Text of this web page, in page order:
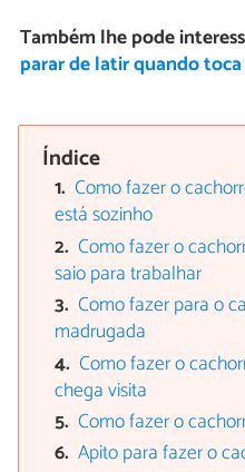
Também lhe pode
parar de latir quando
Índice
Como fazer o
está sozinho
Como fazer o
saio para trabalhar
Como fazer para o
madrugada
Como fazer o
chega visita
Como fazer o
Apito para fazer o